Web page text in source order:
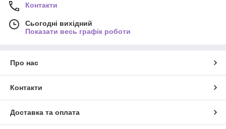
Контакти
Сьогодні вихідний
Показати весь графік роботи
Про нас
Контакти
Доставка та оплата